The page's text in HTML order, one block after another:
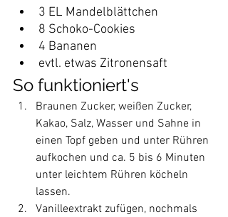
3 EL Mandelblättchen
8 Schoko-Cookies
4 Bananen
evtl. etwas Zitronensaft
So funktioniert's
Braunen Zucker, weißen Zucker,
Kakao, Salz, Wasser und Sahne in
einen Topf geben und unter Rühren
aufkochen und ca. 5 bis 6 Minuten
unter leichtem Rühren köcheln
lassen.
Vanilleextrakt zufügen, nochmals